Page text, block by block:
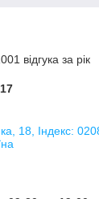
відгука за рік
18, Індекс: